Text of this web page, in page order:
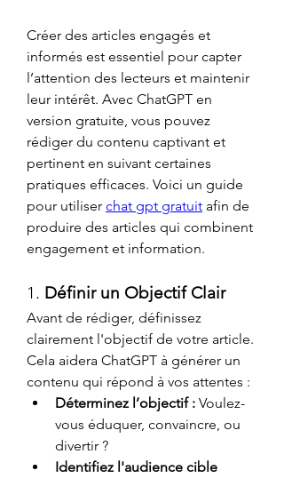
Créer des articles engagés et
informés est essentiel pour capter
l’attention des lecteurs et maintenir
leur intérêt. Avec ChatGPT en
version gratuite, vous pouvez
rédiger du contenu captivant et
pertinent en suivant certaines
pratiques efficaces. Voici un guide
pour utiliser chat gpt gratuit afin de
produire des articles qui combinent
engagement et information.
1. Définir un Objectif Clair
Avant de rédiger, définissez
clairement l'objectif de votre article.
Cela aidera ChatGPT à générer un
contenu qui répond à vos attentes :
Déterminez l’objectif : Voulez-
vous éduquer, convaincre, ou
divertir ?
Identifiez l'audience cible